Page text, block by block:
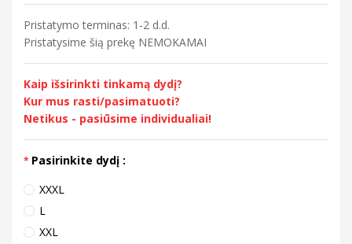
Pristatymo terminas: 1-2 d.d.
Pristatysime šią prekę NEMOKAMAI
Kaip išsirinkti tinkamą dydį?
Kur mus rasti/pasimatuoti?
Netikus - pasiūsime individualiai!
Pasirinkite dydį :
XXXL
L
XXL